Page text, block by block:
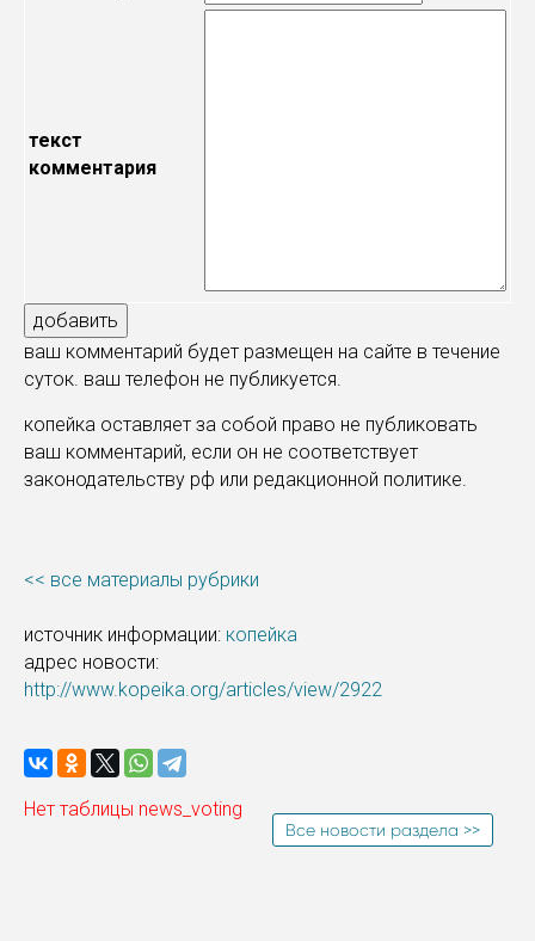
текст
комментария
ваш комментарий будет размещен на сайте в течение
суток. ваш телефон не публикуется.
копейка оставляет за собой право не публиковать
ваш комментарий, если он не соответствует
законодательству рф или редакционной политике.
<< все материалы рубрики
источник информации: копейка
адрес новости:
http://www.kopeika.org/articles/view/2922
Нет таблицы news_voting
Все новости раздела >>